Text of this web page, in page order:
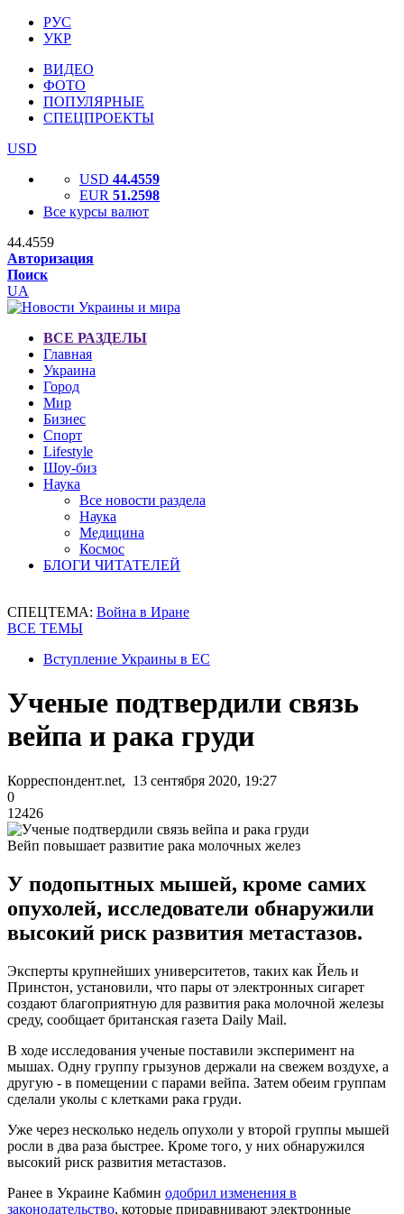
РУС
УКР
ВИДЕО
ФОТО
ПОПУЛЯРНЫЕ
СПЕЦПРОЕКТЫ
USD
USD 44.4559
EUR 51.2598
Все курсы валют
44.4559
Авторизация
Поиск
UA
ВСЕ РАЗДЕЛЫ
Главная
Украина
Город
Мир
Бизнес
Спорт
Lifestyle
Шоу-биз
Наука
Все новости раздела
Наука
Медицина
Космос
БЛОГИ ЧИТАТЕЛЕЙ
СПЕЦТЕМА: Война в Иране
ВСЕ ТЕМЫ
Вступление Украины в ЕС
Ученые подтвердили связь
вейпа и рака груди
Корреспондент.net, 13 сентября 2020, 19:27
0
12426
Вейп повышает развитие рака молочных желез
У подопытных мышей, кроме самих
опухолей, исследователи обнаружили
высокий риск развития метастазов.
Эксперты крупнейших университетов, таких как Йель и
Принстон, установили, что пары от электронных сигарет
создают благоприятную для развития рака молочной железы
среду, сообщает британская газета Daily Mail.
В ходе исследования ученые поставили эксперимент на
мышах. Одну группу грызунов держали на свежем воздухе, а
другую - в помещении с парами вейпа. Затем обеим группам
сделали уколы с клетками рака груди.
Уже через несколько недель опухоли у второй группы мышей
росли в два раза быстрее. Кроме того, у них обнаружился
высокий риск развития метастазов.
Ранее в Украине Кабмин одобрил изменения в
законодательство, которые приравнивают электронные